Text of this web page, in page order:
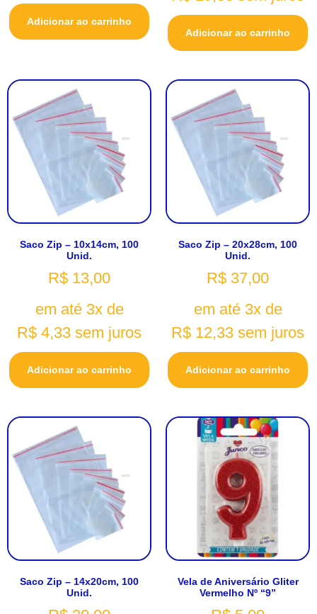
Adicionar ao carrinho
Adicionar ao carrinho
Saco Zip – 10x14cm, 100
Unid.
R$ 13,00
em até 3x de
R$ 4,33 sem juros
Adicionar ao carrinho
Saco Zip – 20x28cm, 100
Unid.
R$ 37,00
em até 3x de
R$ 12,33 sem juros
Adicionar ao carrinho
Saco Zip – 14x20cm, 100
Unid.
Vela de Aniversário Gliter
Vermelho Nº “9”